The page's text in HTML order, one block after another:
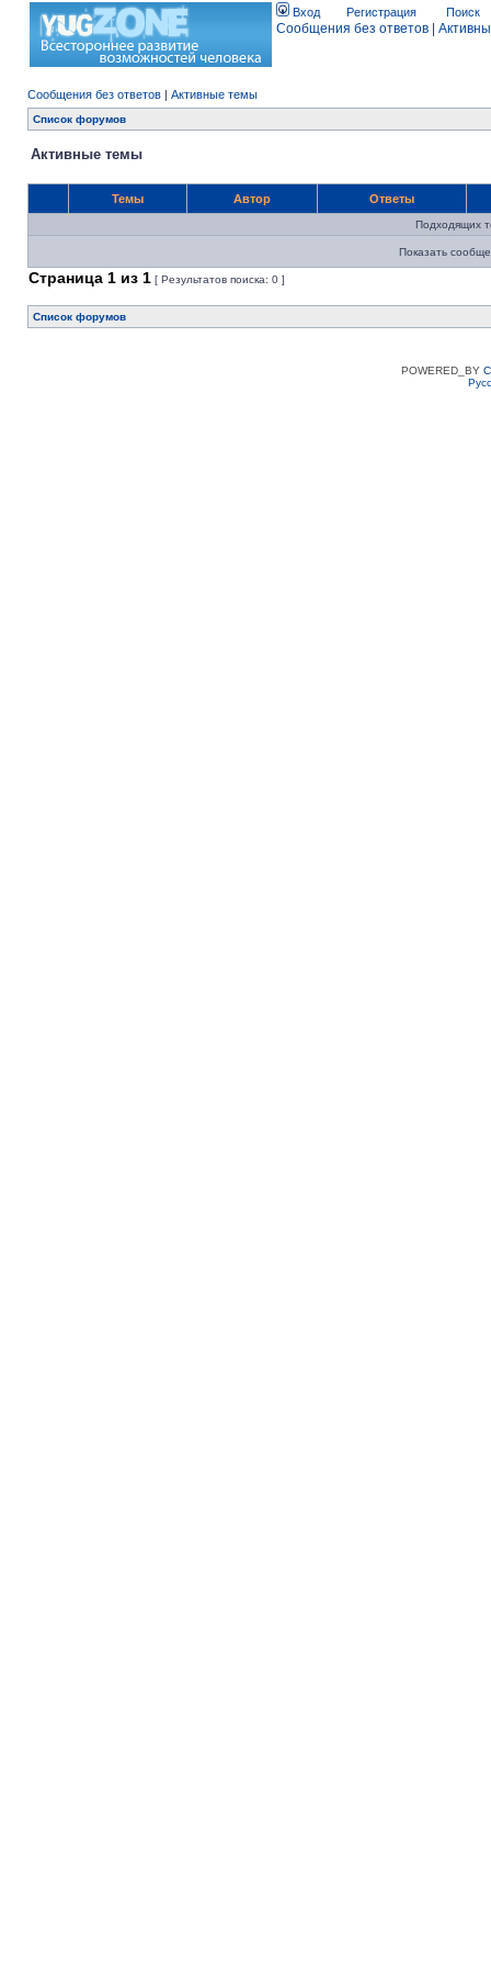
Вход Регистрация Поиск
Сообщения без ответов
Сообщения без ответов | Активные темы
Список форумов
Активные темы
Темы Автор Ответы
Подходящих
Показать
Страница 1 из 1 [ Результатов поиска: 0 ]
Список форумов
POWERED_BY